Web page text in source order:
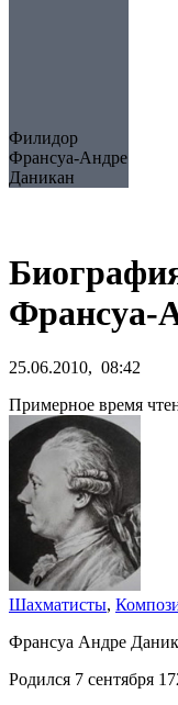
Филидор
Франсуа-Андре
Даникан
Франсуа-
25.06.2010, 08:42
Примерное время
Шахматисты,
Франсуа Андре
Родился 7 сентября